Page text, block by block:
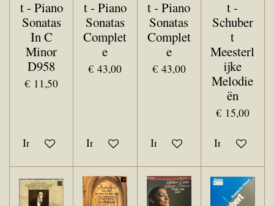
t - Piano
Sonatas
In C
Minor
D958
€ 11,50
In winkelwagen
t - Piano
Sonatas
Complet
e
€ 43,00
In winkelwagen
t - Piano
Sonatas
Complet
e
€ 43,00
In winkelwagen
t -
Schuber
t
Meesterl
ijke
Melodie
ën
€ 15,00
In